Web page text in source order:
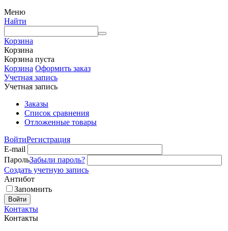
Меню
Найти
Корзина
Корзина
Корзина пуста
Корзина Оформить заказ
Учетная запись
Учетная запись
Заказы
Список сравнения
Отложенные товары
ВойтиРегистрация
E-mail
ПарольЗабыли пароль?
Создать учетную запись
Антибот
Запомнить
Войти
Контакты
Контакты